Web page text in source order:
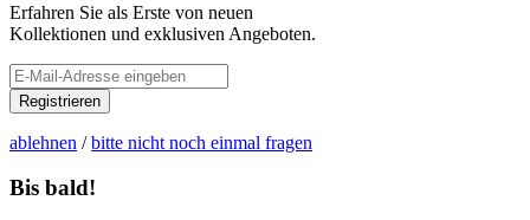
Erfahren Sie als Erste von neuen
Kollektionen und exklusiven Angeboten.
Registrieren
ablehnen /bitte nicht noch einmal fragen
Bis bald!